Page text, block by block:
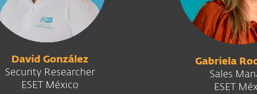
David González
Security Researcher
ESET México
Gabriela
Sales
ESET